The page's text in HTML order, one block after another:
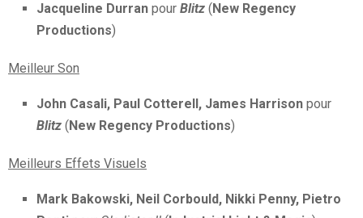
Jacqueline Durran pour Blitz (New Regency
Productions)
Meilleur Son
John Casali, Paul Cotterell, James Harrison pour
Blitz (New Regency Productions)
Meilleurs Effets Visuels
Mark Bakowski, Neil Corbould, Nikki Penny, Pietro